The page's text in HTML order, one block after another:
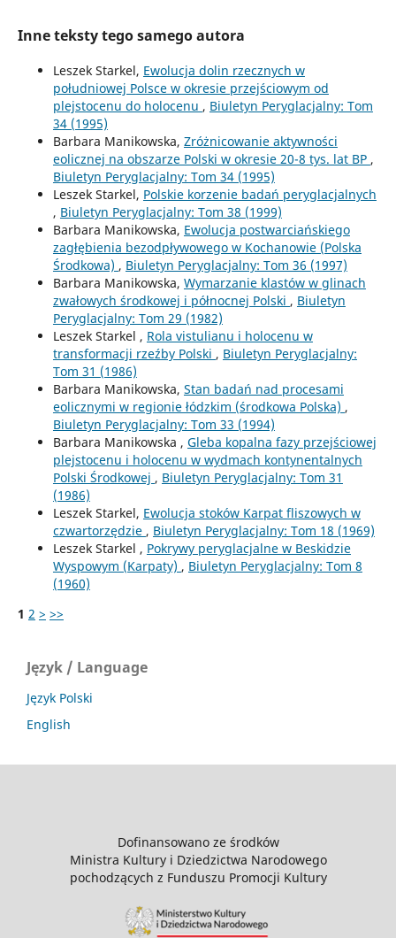
Inne teksty tego samego autora
Leszek Starkel, Ewolucja dolin rzecznych w
południowej Polsce w okresie przejściowym od
plejstocenu do holocenu , Biuletyn Peryglacjalny: Tom
34 (1995)
Barbara Manikowska, Zróżnicowanie aktywności
eolicznej na obszarze Polski w okresie 20-8 tys. lat BP ,
Biuletyn Peryglacjalny: Tom 34 (1995)
Leszek Starkel, Polskie korzenie badań peryglacjalnych
, Biuletyn Peryglacjalny: Tom 38 (1999)
Barbara Manikowska, Ewolucja postwarciańskiego
zagłębienia bezodpływowego w Kochanowie (Polska
Środkowa) , Biuletyn Peryglacjalny: Tom 36 (1997)
Barbara Manikowska, Wymarzanie klastów w glinach
zwałowych środkowej i północnej Polski , Biuletyn
Peryglacjalny: Tom 29 (1982)
Leszek Starkel , Rola vistulianu i holocenu w
transformacji rzeźby Polski , Biuletyn Peryglacjalny:
Tom 31 (1986)
Barbara Manikowska, Stan badań nad procesami
eolicznymi w regionie łódzkim (środkowa Polska) ,
Biuletyn Peryglacjalny: Tom 33 (1994)
Barbara Manikowska , Gleba kopalna fazy przejściowej
plejstocenu i holocenu w wydmach kontynentalnych
Polski Środkowej , Biuletyn Peryglacjalny: Tom 31
(1986)
Leszek Starkel, Ewolucja stoków Karpat fliszowych w
czwartorzędzie , Biuletyn Peryglacjalny: Tom 18 (1969)
Leszek Starkel , Pokrywy peryglacjalne w Beskidzie
Wyspowym (Karpaty) , Biuletyn Peryglacjalny: Tom 8
(1960)
1 2 > >>
Język / Language
Język Polski
English
Dofinansowano ze środków
Ministra Kultury i Dziedzictwa Narodowego
pochodzących z Funduszu Promocji Kultury